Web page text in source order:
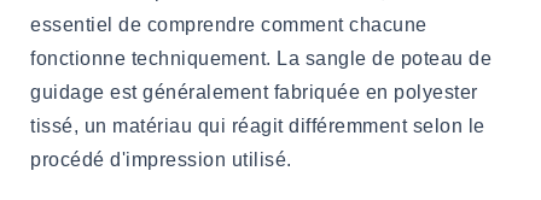
essentiel de comprendre comment chacune
fonctionne techniquement. La sangle de poteau de
guidage est généralement fabriquée en polyester
tissé, un matériau qui réagit différemment selon le
procédé d'impression utilisé.